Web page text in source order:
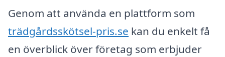
Genom att använda en plattform som
trädgårdsskötsel-pris.se kan du enkelt få
en överblick över företag som erbjuder